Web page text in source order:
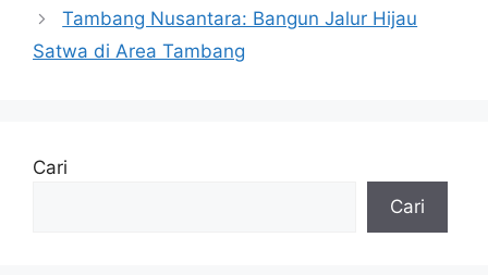
Tambang Nusantara: Bangun Jalur Hijau
Satwa di Area Tambang
Cari
Cari